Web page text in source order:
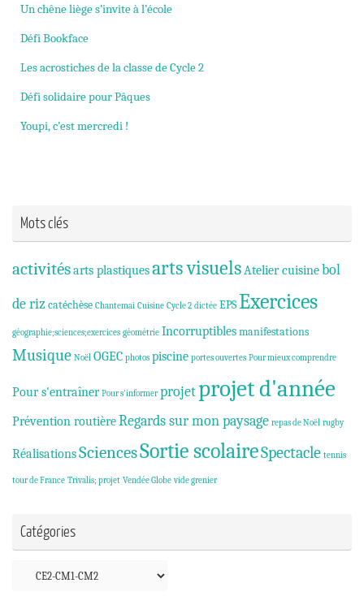
Un chêne liège s’invite à l’école
Défi Bookface
Les acrostiches de la classe de Cycle 2
Défi solidaire pour Pâques
Youpi, c’est mercredi !
Mots clés
activitésarts plastiquesarts visuelsAtelier cuisinebol
de riz catéchèse Chantemai Cuisine Cycle 2 dictée EPSExercices
géographie;sciences;exercices géométrie Incorruptiblesmanifestations
Musique Noël OGEC photos piscine portes ouvertes Pour mieux comprendre
Pour s'entraîner Pour s'informer projetprojet d'année
Prévention routièreRegards sur mon paysage repas de Noël rugby
RéalisationsSciencesSortie scolaireSpectacle tennis
tour de France Trivalis; projet Vendée Globe vide grenier
Catégories
Catégories